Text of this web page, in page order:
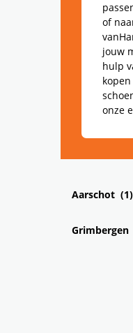
of
jouw
hulp
onze
Aarschot
Grimbergen